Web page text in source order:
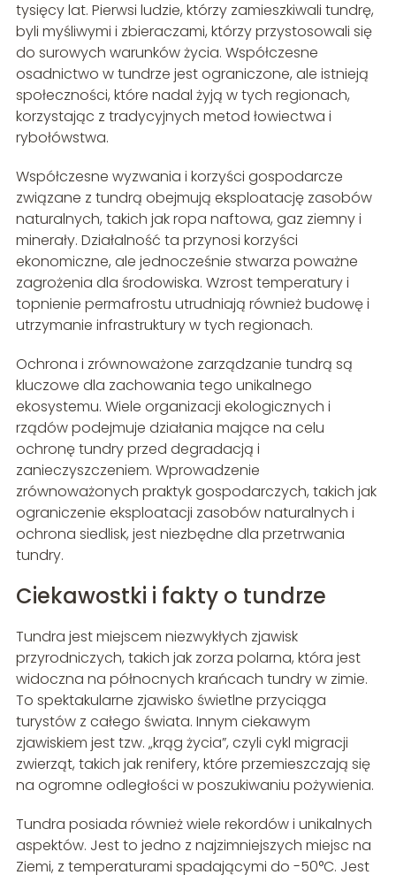
tysięcy lat. Pierwsi ludzie, którzy zamieszkiwali tundrę,
byli myśliwymi i zbieraczami, którzy przystosowali się
do surowych warunków życia. Współczesne
osadnictwo w tundrze jest ograniczone, ale istnieją
społeczności, które nadal żyją w tych regionach,
korzystając z tradycyjnych metod łowiectwa i
rybołówstwa.
Współczesne wyzwania i korzyści gospodarcze
związane z tundrą obejmują eksploatację zasobów
naturalnych, takich jak ropa naftowa, gaz ziemny i
minerały. Działalność ta przynosi korzyści
ekonomiczne, ale jednocześnie stwarza poważne
zagrożenia dla środowiska. Wzrost temperatury i
topnienie permafrostu utrudniają również budowę i
utrzymanie infrastruktury w tych regionach.
Ochrona i zrównoważone zarządzanie tundrą są
kluczowe dla zachowania tego unikalnego
ekosystemu. Wiele organizacji ekologicznych i
rządów podejmuje działania mające na celu
ochronę tundry przed degradacją i
zanieczyszczeniem. Wprowadzenie
zrównoważonych praktyk gospodarczych, takich jak
ograniczenie eksploatacji zasobów naturalnych i
ochrona siedlisk, jest niezbędne dla przetrwania
tundry.
Ciekawostki i fakty o tundrze
Tundra jest miejscem niezwykłych zjawisk
przyrodniczych, takich jak zorza polarna, która jest
widoczna na północnych krańcach tundry w zimie.
To spektakularne zjawisko świetlne przyciąga
turystów z całego świata. Innym ciekawym
zjawiskiem jest tzw. „krąg życia”, czyli cykl migracji
zwierząt, takich jak renifery, które przemieszczają się
na ogromne odległości w poszukiwaniu pożywienia.
Tundra posiada również wiele rekordów i unikalnych
aspektów. Jest to jedno z najzimniejszych miejsc na
Ziemi, z temperaturami spadającymi do -50°C. Jest